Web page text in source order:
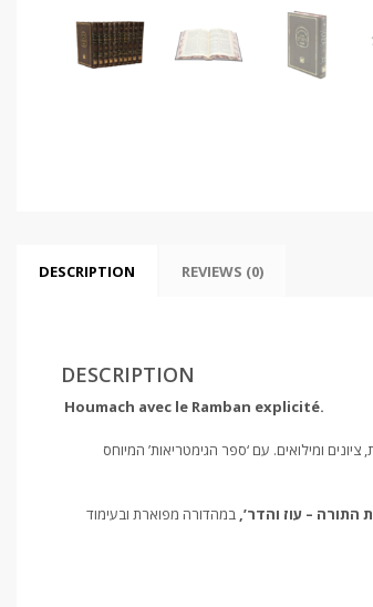
DESCRIPTION REVIEWS (0)
DESCRIPTION
Houmach avec le Ramban explicité.
ומילואים. עם ‘ספר הגימטריאות’ המיוחס
התורה – עוז והדר’, במהדורה מפוארת ובעימוד